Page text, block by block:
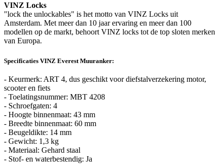
VINZ Locks
"lock the unlockables" is het motto van VINZ Locks uit
Amsterdam. Met meer dan 10 jaar ervaring en meer dan 100
modellen op de markt, behoort VINZ locks tot de top sloten merken
van Europa.
Specificaties VINZ Everest Muuranker:
- Keurmerk: ART 4, dus geschikt voor diefstalverzekering motor,
scooter en fiets
- Toelatingsnummer: MBT 4208
- Schroefgaten: 4
- Hoogte binnenmaat: 43 mm
- Breedte binnenmaat: 60 mm
- Beugeldikte: 14 mm
- Gewicht: 1,3 kg
- Materiaal: Gehard staal
- Stof- en waterbestendig: Ja